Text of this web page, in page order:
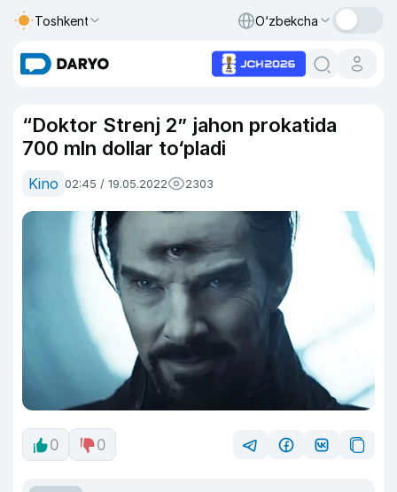
Toshkent O‘zbekcha
“Doktor Strenj 2” jahon prokatida
700 mln dollar to‘pladi
Kino 02:45 / 19.05.2022 2303
0 0